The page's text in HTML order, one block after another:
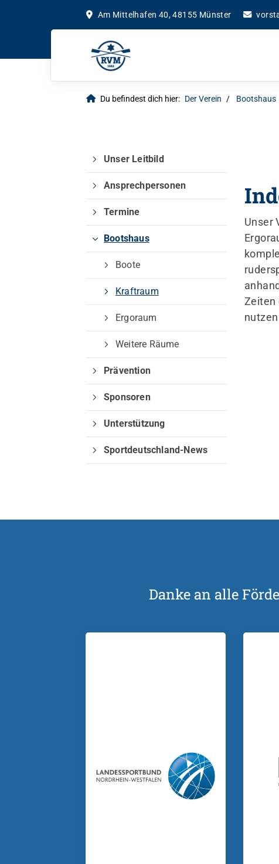
Am Mittelhafen 40, 48155 Münster
Du befindest dich hier: Der Verein Bootshaus
Unser
Zeiten
Unser Leitbild
Ansprechpersonen
Termine
Bootshaus
Boote
Kraftraum
Ergoraum
Weitere Räume
Prävention
Sponsoren
Unterstützung
Sportdeutschland-News
Danke an alle
Ruderverein Münster von 1882
e. V.
Am Mittelhafen 40
48155 Münster
vorstand@rvm1882.de